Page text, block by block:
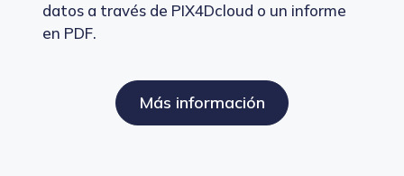
datos a través de PIX4Dcloud o un informe
en PDF.
Más información